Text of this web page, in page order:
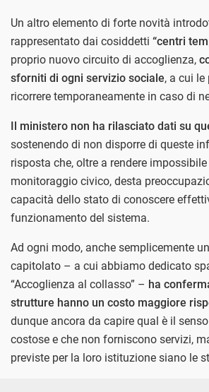
Un altro elemento di forte novità
rappresentato dai cosiddetti “centri
proprio nuovo circuito di accoglienza,
sforniti di ogni servizio sociale, a cui
ricorrere temporaneamente in caso di
Il ministero non ha rilasciato dati su
sostenendo di non disporre di queste
risposta che, oltre a rendere
monitoraggio civico, desta
capacità dello stato di conoscere
funzionamento del sistema.
Ad ogni modo, anche semplicemente
capitolato – a cui abbiamo dedicato
“Accoglienza al collasso” – ha
strutture hanno un costo maggiore
dunque ancora da capire qual è il
costose e che non forniscono servizi,
previste per la loro istituzione siano le